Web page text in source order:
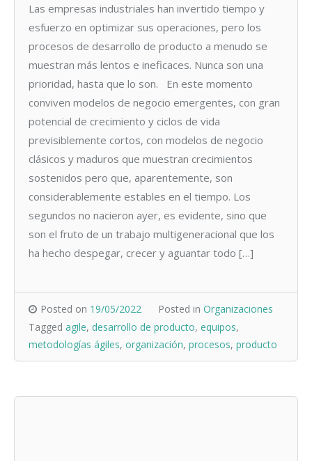
Las empresas industriales han invertido tiempo y
esfuerzo en optimizar sus operaciones, pero los
procesos de desarrollo de producto a menudo se
muestran más lentos e ineficaces. Nunca son una
prioridad, hasta que lo son. En este momento
conviven modelos de negocio emergentes, con gran
potencial de crecimiento y ciclos de vida
previsiblemente cortos, con modelos de negocio
clásicos y maduros que muestran crecimientos
sostenidos pero que, aparentemente, son
considerablemente estables en el tiempo. Los
segundos no nacieron ayer, es evidente, sino que
son el fruto de un trabajo multigeneracional que los
ha hecho despegar, crecer y aguantar todo […]
Posted on 19/05/2022 Posted in Organizaciones
Tagged agile, desarrollo de producto, equipos,
metodologías ágiles, organización, procesos, producto